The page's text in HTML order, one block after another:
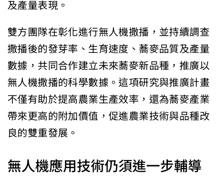
雙方團隊在彰化進行無人機撒播，並持續調查
撒播後的發芽率、生育速度、蕎麥品質及產量
數據，共同合作建立未來蕎麥新品種，推廣以
無人機撒播的科學數據。這項研究與推廣計畫
不僅有助於提高農業生產效率，還為蕎麥產業
帶來更高的附加價值，促進農業技術與品種改
良的雙重發展。
無人機應用技術仍須進一步輔導